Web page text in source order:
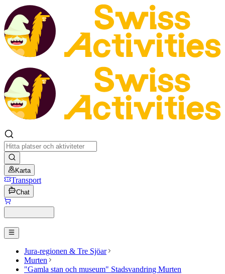
Karta
Transport
Chat
Jura-regionen & Tre Sjöar
Murten
"Gamla stan och museum" Stadsvandring Murten